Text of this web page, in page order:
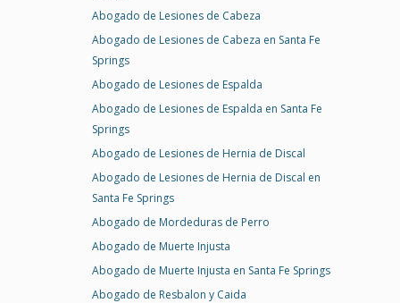
Abogado de Lesiones de Cabeza
Abogado de Lesiones de Cabeza en Santa Fe
Springs
Abogado de Lesiones de Espalda
Abogado de Lesiones de Espalda en Santa Fe
Springs
Abogado de Lesiones de Hernia de Discal
Abogado de Lesiones de Hernia de Discal en
Santa Fe Springs
Abogado de Mordeduras de Perro
Abogado de Muerte Injusta
Abogado de Muerte Injusta en Santa Fe Springs
Abogado de Resbalon y Caida